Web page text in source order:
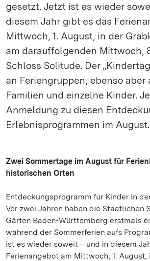
gesetzt. Jetzt ist es wieder
diesem Jahr gibt es das
Mittwoch, 1. August, in der
am darauffolgenden Mittwoch,
Schloss Solitude. Der
an Feriengruppen, ebenso aber
Familien und einzelne Kinder.
Anmeldung zu diesen
Erlebnisprogrammen im August.
Zwei Sommertage im August für
historischen Orten
Entdeckungsprogramm für Kinder in
Vor zwei Jahren haben die Staatlichen
Gärten Baden-Württemberg erstmals
während der Sommerferien aufs
ist es wieder soweit – und in diesem
Ferienangebot am Mittwoch, 1. August,